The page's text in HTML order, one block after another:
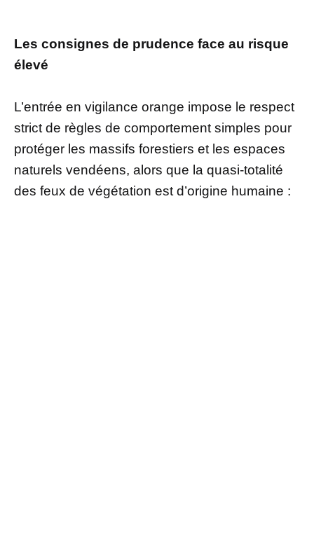
Les consignes de prudence face au risque
élevé
L’entrée en vigilance orange impose le respect
strict de règles de comportement simples pour
protéger les massifs forestiers et les espaces
naturels vendéens, alors que la quasi-totalité
des feux de végétation est d’origine humaine :